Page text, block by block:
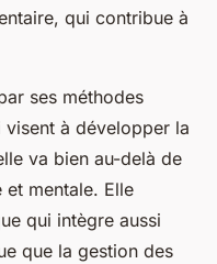
qui contribue à
ses méthodes
visent à développer la
va bien au-delà de
mentale. Elle
qui intègre aussi
que la gestion des